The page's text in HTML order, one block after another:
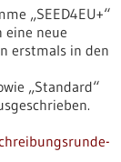
„SEED4EU+“
eine neue
erstmals in den
„Standard“